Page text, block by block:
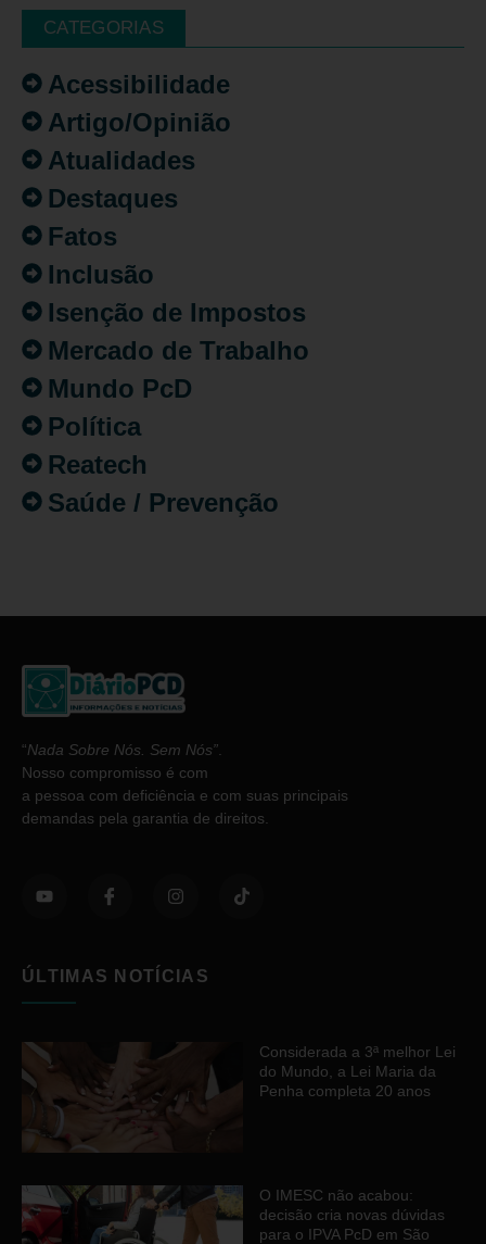
CATEGORIAS
Acessibilidade
Artigo/Opinião
Atualidades
Destaques
Fatos
Inclusão
Isenção de Impostos
Mercado de Trabalho
Mundo PcD
Política
Reatech
Saúde / Prevenção
“Nada Sobre Nós. Sem Nós”.
Nosso compromisso é com
a pessoa com deficiência e com suas principais
demandas pela garantia de direitos.
ÚLTIMAS NOTÍCIAS
Considerada a 3ª melhor Lei
do Mundo, a Lei Maria da
Penha completa 20 anos
O IMESC não acabou:
decisão cria novas dúvidas
para o IPVA PcD em São